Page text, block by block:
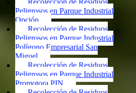
Recolección de Residuos
Peligrosos en Parque Industrial
Opción
Recolección de Residuos
Peligrosos en Parque Industrial
Polígono Empresarial San
Miguel
Recolección de Residuos
Peligrosos en Parque Industrial
Promotora PIN